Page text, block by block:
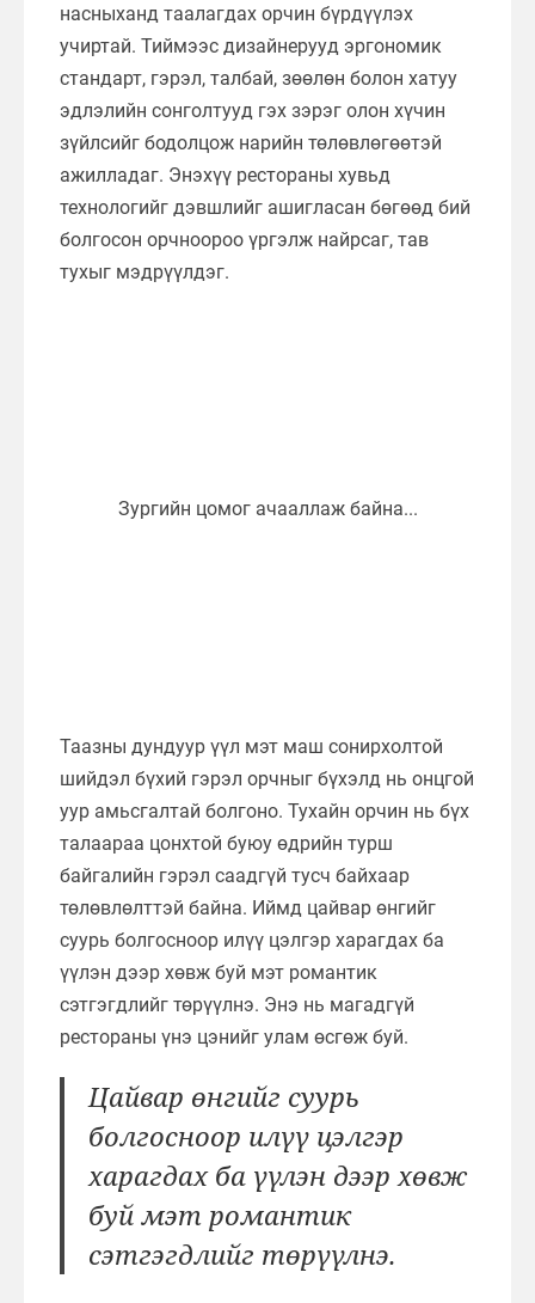
насныханд таалагдах орчин бүрдүүлэх
учиртай. Тиймээс дизайнерууд эргономик
стандарт, гэрэл, талбай, зөөлөн болон хатуу
эдлэлийн сонголтууд гэх зэрэг олон хүчин
зүйлсийг бодолцож нарийн төлөвлөгөөтэй
ажилладаг. Энэхүү рестораны хувьд
технологийг дэвшлийг ашигласан бөгөөд бий
болгосон орчноороо үргэлж найрсаг, тав
тухыг мэдрүүлдэг.
Таазны дундуур үүл мэт маш сонирхолтой
шийдэл бүхий гэрэл орчныг бүхэлд нь онцгой
уур амьсгалтай болгоно. Тухайн орчин нь бүх
талаараа цонхтой буюу өдрийн турш
байгалийн гэрэл саадгүй тусч байхаар
төлөвлөлттэй байна. Иймд цайвар өнгийг
суурь болгосноор илүү цэлгэр харагдах ба
үүлэн дээр хөвж буй мэт романтик
сэтгэгдлийг төрүүлнэ. Энэ нь магадгүй
рестораны үнэ цэнийг улам өсгөж буй.
Цайвар өнгийг суурь
болгосноор илүү цэлгэр
харагдах ба үүлэн дээр хөвж
буй мэт романтик
сэтгэгдлийг төрүүлнэ.